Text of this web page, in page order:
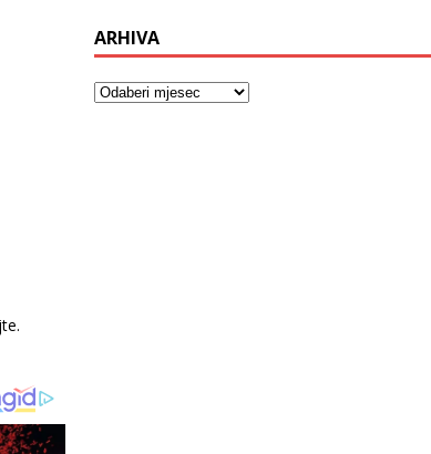
ARHIVA